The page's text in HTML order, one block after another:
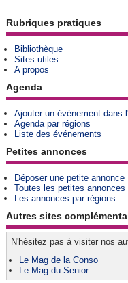
Rubriques pratiques
Bibliothèque
Sites utiles
A propos
Agenda
Ajouter un événement dans
Agenda par régions
Liste des événements
Petites annonces
Déposer une petite annonce
Toutes les petites annonces
Les annonces par régions
Autres sites
N'hésitez pas à visiter nos
Le Mag de la Conso
Le Mag du Senior